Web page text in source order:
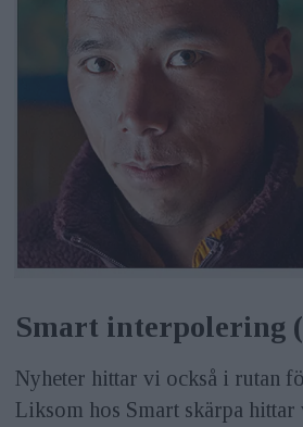
Smart interpolering
Nyheter hittar vi också i rutan
Liksom hos Smart skärpa